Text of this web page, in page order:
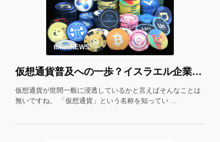
tokenNEWS
仮想通貨普及への一歩？イスラエル企業が仮想通貨をギフトカード化！
仮想通貨が世間一般に浸透しているかと言えばそんなことは
無いですね。 「仮想通貨」という名称を知ってい …